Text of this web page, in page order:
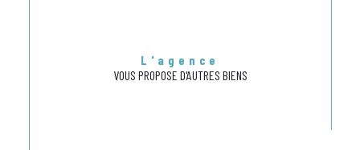
L'agence
VOUS PROPOSE D'AUTRES BIENS